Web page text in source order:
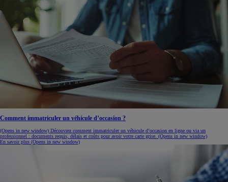
Comment immatriculer un véhicule d’occasion ?
(Opens in new window) Découvrez comment immatriculer un véhicule d’occasion en ligne ou via un
professionnel : documents requis, délais et coûts pour avoir votre carte grise. (Opens in new window)
En savoir plus (Opens in new window)